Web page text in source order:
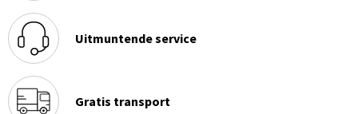
Uitmuntende service
Gratis transport